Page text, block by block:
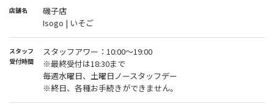
店舗名
磯子店
Isogo | いそご
スタッフ
受付時間
スタッフアワー：10:00～19:00
※最終受付は18:30まで
毎週水曜日、土曜日ノースタッフデー
※終日、各種お手続きができません。